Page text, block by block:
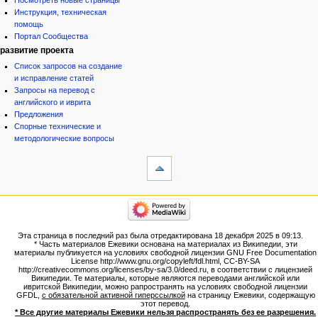
Инструкция, техническая
помощь
Портал Сообщества
развитие проекта
Список запросов на создание
и исправление статей
Запросы на перевод с
английского и иврита
Предложения
Спорные технические и
методологические вопросы
Версия
для
Постоянная
ссылка
Сведения
о странице
категории
Народ
Проекты
Проекты/Участники/
дополнения
Публикации:Авторы
Публикации:Статьи по типу
Темы
ежевиковый куст
Эта страница в последний раз была отредактирована 18 декабря 2025 в 09:13.
* Часть материалов Ежевики основана на материалах из Википедии, эти
материалы публикуется на условиях свободной лицензии GNU Free Documentation
License http://www.gnu.org/copyleft/fdl.html, CC-BY-SA
http://creativecommons.org/licenses/by-sa/3.0/deed.ru, в соответствии с лицензией
Википедии. Те материалы, которые являются переводами английской или
ивритской Википедии, можно рапространять на условиях свободной лицензии
GFDL, с обязательной активной гиперссылкойна страницу Ежевики, содержащую
этот перевод.
* Все другие материалы Ежевики нельзя распространять без ее разрешения.